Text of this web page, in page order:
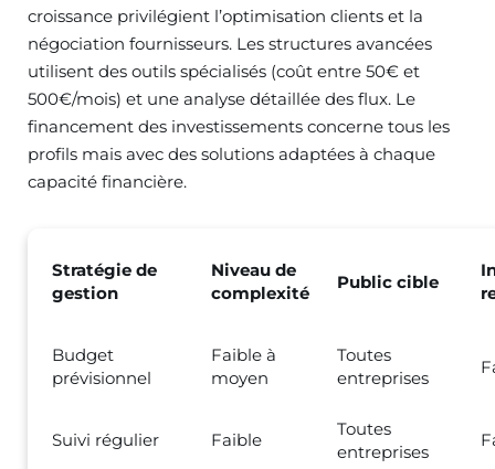
croissance privilégient l’optimisation clients et la
négociation fournisseurs. Les structures avancées
utilisent des outils spécialisés (coût entre 50€ et
500€/mois) et une analyse détaillée des flux. Le
financement des investissements concerne tous les
profils mais avec des solutions adaptées à chaque
capacité financière.
Stratégie de
gestion
Niveau de
complexité
Public cible
Budget
prévisionnel
Faible à
moyen
Toutes
entreprises
Suivi régulier Faible
Toutes
entreprises